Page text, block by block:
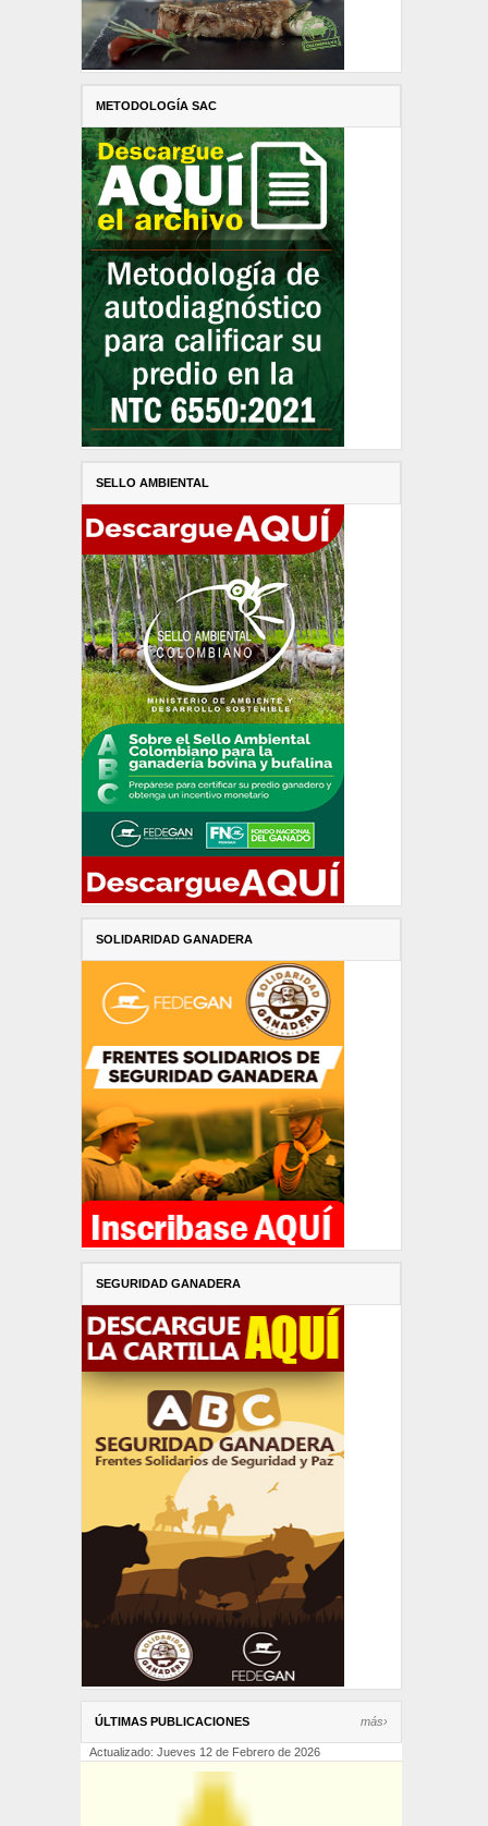
METODOLOGÍA SAC
SELLO AMBIENTAL
SOLIDARIDAD GANADERA
SEGURIDAD GANADERA
ÚLTIMAS PUBLICACIONES más›
Actualizado: Jueves 12 de Febrero de 2026